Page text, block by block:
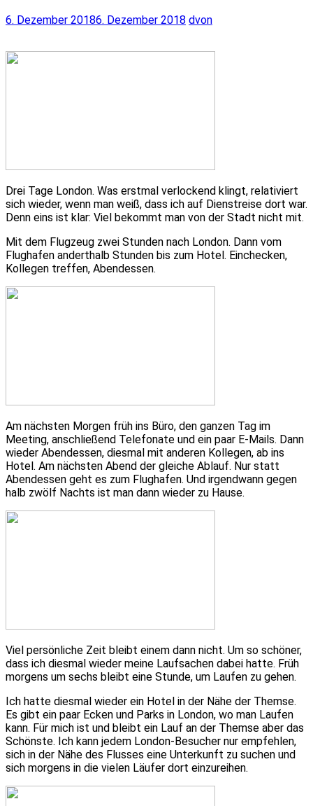
6. Dezember 20186. Dezember 2018 dvon
Drei Tage London. Was erstmal verlockend klingt, relativiert
sich wieder, wenn man weiß, dass ich auf Dienstreise dort war.
Denn eins ist klar: Viel bekommt man von der Stadt nicht mit.
Mit dem Flugzeug zwei Stunden nach London. Dann vom
Flughafen anderthalb Stunden bis zum Hotel. Einchecken,
Kollegen treffen, Abendessen.
Am nächsten Morgen früh ins Büro, den ganzen Tag im
Meeting, anschließend Telefonate und ein paar E-Mails. Dann
wieder Abendessen, diesmal mit anderen Kollegen, ab ins
Hotel. Am nächsten Abend der gleiche Ablauf. Nur statt
Abendessen geht es zum Flughafen. Und irgendwann gegen
halb zwölf Nachts ist man dann wieder zu Hause.
Viel persönliche Zeit bleibt einem dann nicht. Um so schöner,
dass ich diesmal wieder meine Laufsachen dabei hatte. Früh
morgens um sechs bleibt eine Stunde, um Laufen zu gehen.
Ich hatte diesmal wieder ein Hotel in der Nähe der Themse.
Es gibt ein paar Ecken und Parks in London, wo man Laufen
kann. Für mich ist und bleibt ein Lauf an der Themse aber das
Schönste. Ich kann jedem London-Besucher nur empfehlen,
sich in der Nähe des Flusses eine Unterkunft zu suchen und
sich morgens in die vielen Läufer dort einzureihen.